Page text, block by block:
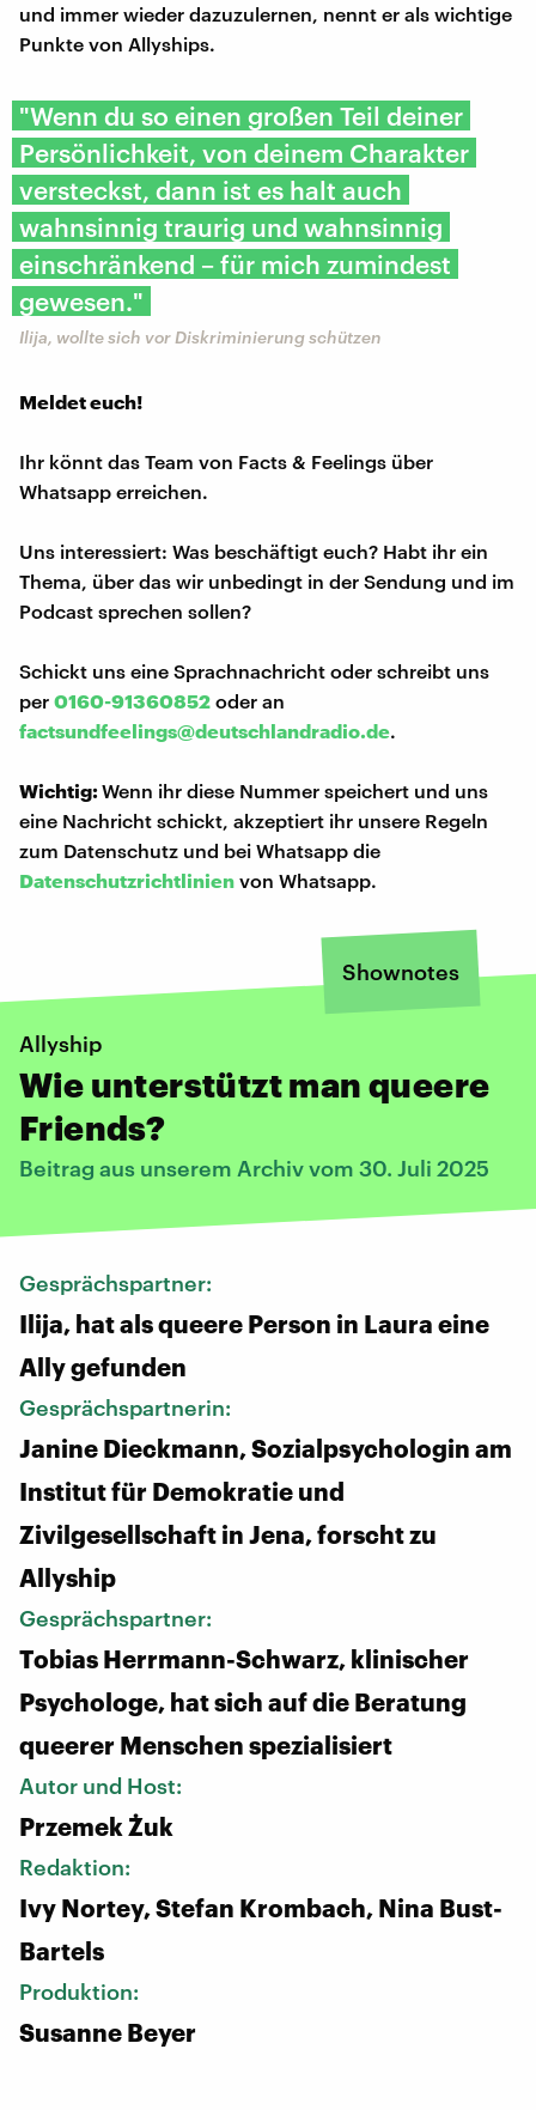
und immer wieder dazuzulernen, nennt er als wichtige
Punkte von Allyships.
"Wenn du so einen großen Teil deiner
Persönlichkeit, von deinem Charakter
versteckst, dann ist es halt auch
wahnsinnig traurig und wahnsinnig
einschränkend – für mich zumindest
gewesen."
Ilija, wollte sich vor Diskriminierung schützen
Meldet euch!
Ihr könnt das Team von Facts & Feelings über
Whatsapp erreichen.
Uns interessiert: Was beschäftigt euch? Habt ihr ein
Thema, über das wir unbedingt in der Sendung und im
Podcast sprechen sollen?
Schickt uns eine Sprachnachricht oder schreibt uns
per 0160-91360852 oder an
factsundfeelings@deutschlandradio.de.
Wichtig:Wenn ihr diese Nummer speichert und uns
eine Nachricht schickt, akzeptiert ihr unsere Regeln
zum Datenschutz und bei Whatsapp die
Datenschutzrichtlinien von Whatsapp.
Shownotes
Allyship
Wie unterstützt man queere
Friends?
Beitrag aus unserem Archiv vom 30. Juli 2025
Gesprächspartner:
Ilija, hat als queere Person in Laura eine
Ally gefunden
Gesprächspartnerin:
Janine Dieckmann, Sozialpsychologin am
Institut für Demokratie und
Zivilgesellschaft in Jena, forscht zu
Allyship
Gesprächspartner:
Tobias Herrmann-Schwarz, klinischer
Psychologe, hat sich auf die Beratung
queerer Menschen spezialisiert
Autor und Host:
Przemek Żuk
Redaktion:
Ivy Nortey, Stefan Krombach, Nina Bust-
Bartels
Produktion:
Susanne Beyer